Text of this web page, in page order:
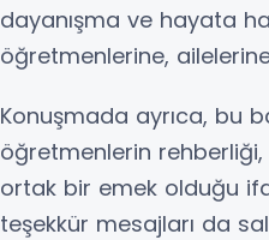
dayanışma ve hayata
öğretmenlerine,
Konuşmada ayrıca, bu
öğretmenlerin rehberliği,
ortak bir emek olduğu
teşekkür mesajları da